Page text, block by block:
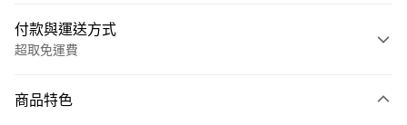
付款與運送方式
超取免運費
信用卡一次付款
商品特色